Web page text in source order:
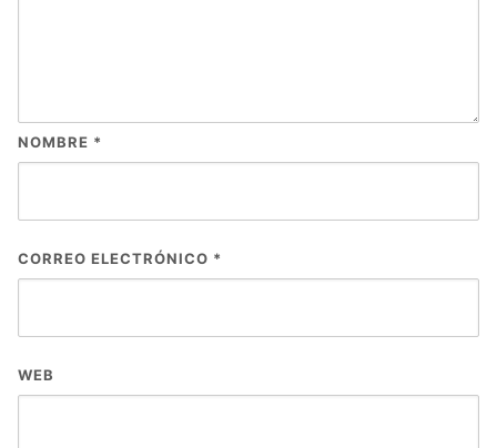
NOMBRE *
CORREO ELECTRÓNICO *
WEB